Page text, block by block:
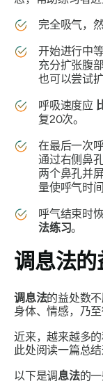
完全吸气，
开始进行中
充分扩张腹
也可以尝试
呼吸速度应
复20次。
在最后一次
通过右侧鼻
两个鼻孔并
量使呼气时
呼气结束时
法练习。
调息法的
调息法的益处数
身体、情感，乃至
近来，越来越多
此处阅读一篇总
以下是调息法的一